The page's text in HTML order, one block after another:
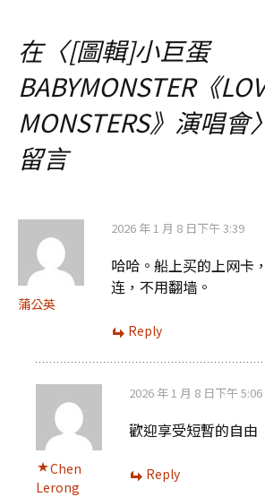
導
覽
在〈[圖輯]小巨蛋
BABYMONSTER《
MONSTERS》演唱會
留言
蒲公英
2026 年 1 月 8 日下午 3:39
哈哈。船上买的上网卡
连，不用翻墙。
Reply
Chen
Lerong
2026 年 1 月 8 日下午 5:06
歡迎享受短暫的自由
Reply